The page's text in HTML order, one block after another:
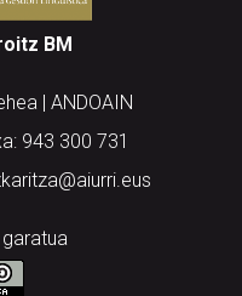
BM
| ANDOAIN
943 300 731